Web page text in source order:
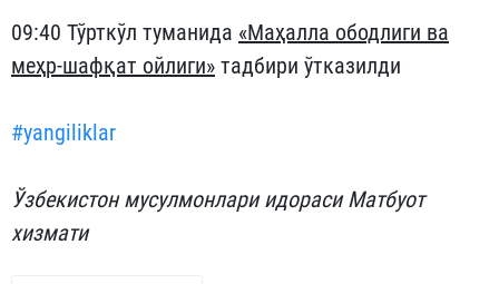
09:40 Тўрткўл туманида «Маҳалла ободлиги ва
меҳр-шафқат ойлиги» тадбири ўтказилди
#yangiliklar
Ўзбекистон мусулмонлари идораси Матбуот
хизмати